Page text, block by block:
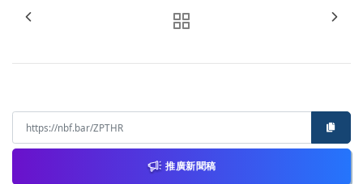
推廣新聞稿